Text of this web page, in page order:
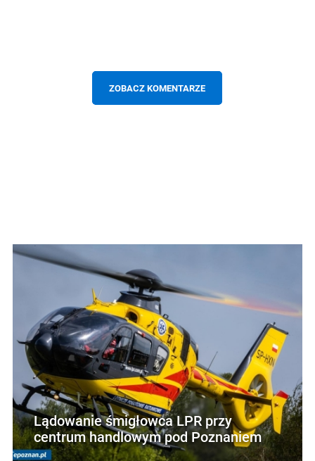
ZOBACZ KOMENTARZE
Lądowanie śmigłowca LPR przy
centrum handlowym pod Poznaniem